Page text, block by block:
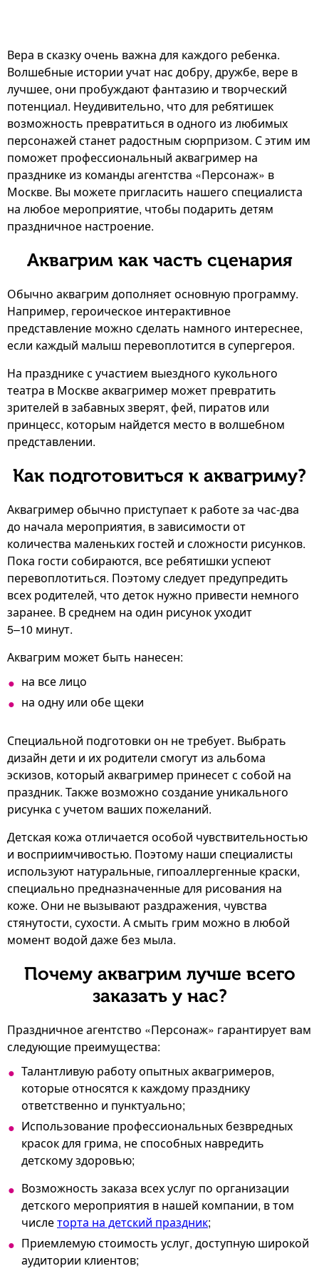
Вера в сказку очень важна для каждого ребенка.
Волшебные истории учат нас добру, дружбе, вере в
лучшее, они пробуждают фантазию и творческий
потенциал. Неудивительно, что для ребятишек
возможность превратиться в одного из любимых
персонажей станет радостным сюрпризом. С этим им
поможет профессиональный аквагример на
празднике из команды агентства «Персонаж» в
Москве. Вы можете пригласить нашего специалиста
на любое мероприятие, чтобы подарить детям
праздничное настроение.
Аквагрим как часть сценария
Обычно аквагрим дополняет основную программу.
Например, героическое интерактивное
представление можно сделать намного интереснее,
если каждый малыш перевоплотится в супергероя.
На празднике с участием выездного кукольного
театра в Москве аквагример может превратить
зрителей в забавных зверят, фей, пиратов или
принцесс, которым найдется место в волшебном
представлении.
Как подготовиться к аквагриму?
Аквагример обычно приступает к работе за час-два
до начала мероприятия, в зависимости от
количества маленьких гостей и сложности рисунков.
Пока гости собираются, все ребятишки успеют
перевоплотиться. Поэтому следует предупредить
всех родителей, что деток нужно привести немного
заранее. В среднем на один рисунок уходит
5–10 минут.
Аквагрим может быть нанесен:
на все лицо
на одну или обе щеки
Специальной подготовки он не требует. Выбрать
дизайн дети и их родители смогут из альбома
эскизов, который аквагример принесет с собой на
праздник. Также возможно создание уникального
рисунка с учетом ваших пожеланий.
Детская кожа отличается особой чувствительностью
и восприимчивостью. Поэтому наши специалисты
используют натуральные, гипоаллергенные краски,
специально предназначенные для рисования на
коже. Они не вызывают раздражения, чувства
стянутости, сухости. А смыть грим можно в любой
момент водой даже без мыла.
Почему аквагрим лучше всего
заказать у нас?
Праздничное агентство «Персонаж» гарантирует вам
следующие преимущества:
Талантливую работу опытных аквагримеров,
которые относятся к каждому празднику
ответственно и пунктуально;
Использование профессиональных безвредных
красок для грима, не способных навредить
детскому здоровью;
Возможность заказа всех услуг по организации
детского мероприятия в нашей компании, в том
числеторта на детский праздник;
Приемлемую стоимость услуг, доступную широкой
аудитории клиентов;